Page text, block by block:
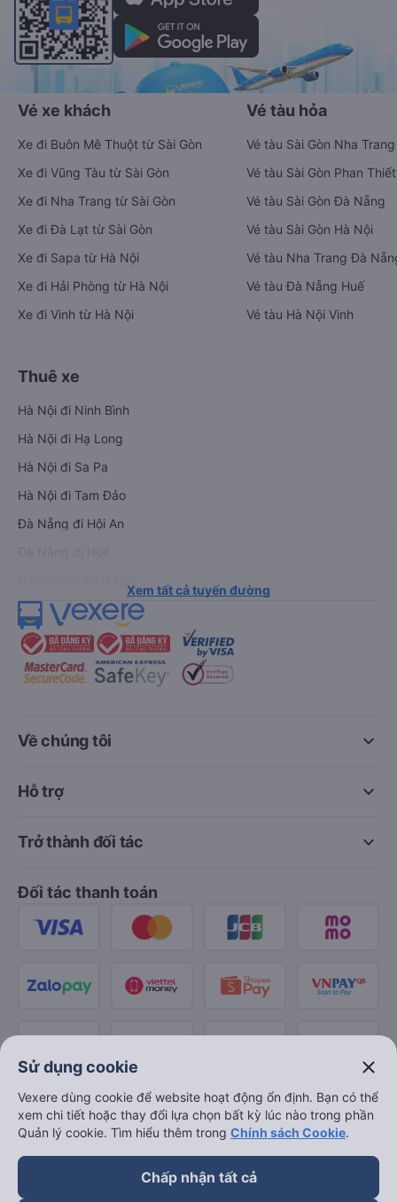
Vé xe khách
Xe đi Buôn Mê Thuột từ Sài Gòn
Xe đi Vũng Tàu từ Sài Gòn
Xe đi Nha Trang từ Sài Gòn
Xe đi Đà Lạt từ Sài Gòn
Xe đi Sapa từ Hà Nội
Xe đi Hải Phòng từ Hà Nội
Xe đi Vinh từ Hà Nội
Vé tàu hỏa
Vé tàu Sài Gòn Nha Trang
Vé tàu Sài Gòn Phan Thiết
Vé tàu Sài Gòn Đà Nẵng
Vé tàu Sài Gòn Hà Nội
Vé tàu Nha Trang Đà
Vé tàu Đà Nẵng Huế
Vé tàu Hà Nội Vinh
Thuê xe
Hà Nội đi Ninh Bình
Hà Nội đi Hạ Long
Hà Nội đi Sa Pa
Hà Nội đi Tam Đảo
Đà Nẵng đi Hội An
Xem tất cả tuyến đường
keyboard_arrow_down
Về chúng tôi
keyboard_arrow_down
Hỗ trợ
keyboard_arrow_down
Trở thành đối tác
Đối tác thanh toán
Sử dụng cookie close
Vexere dùng cookie để website hoạt động ổn định. Bạn có thể
xem chi tiết hoặc thay đổi lựa chọn bất kỳ lúc nào trong phần
Quản lý cookie. Tìm hiểu thêm trong Chính sách Cookie.
Chấp nhận tất cả